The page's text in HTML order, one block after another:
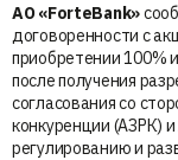
АО «ForteBank»
договоренности с
приобретении 100%
после получения
согласования со
конкуренции (АЗРК)
регулированию и